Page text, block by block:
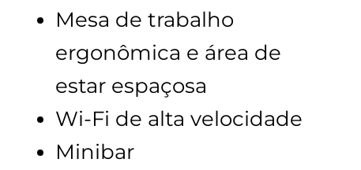
Mesa de trabalho
ergonômica e área de
estar espaçosa
Wi-Fi de alta velocidade
Minibar